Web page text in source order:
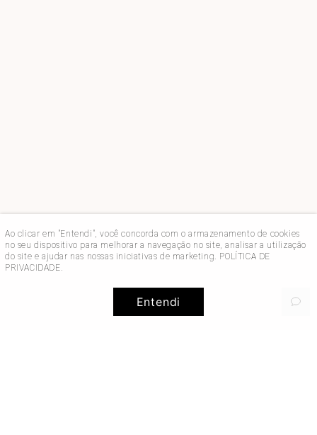
Ao clicar em "Entendi", você concorda com o armazenamento de cookies
no seu dispositivo para melhorar a navegação no site, analisar a utilização
do site e ajudar nas nossas iniciativas de marketing. POLÍTICA DE
PRIVACIDADE.
Entendi